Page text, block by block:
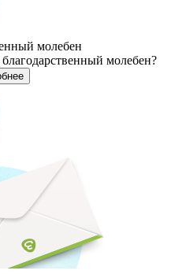
молебен
благодарственный молебен?